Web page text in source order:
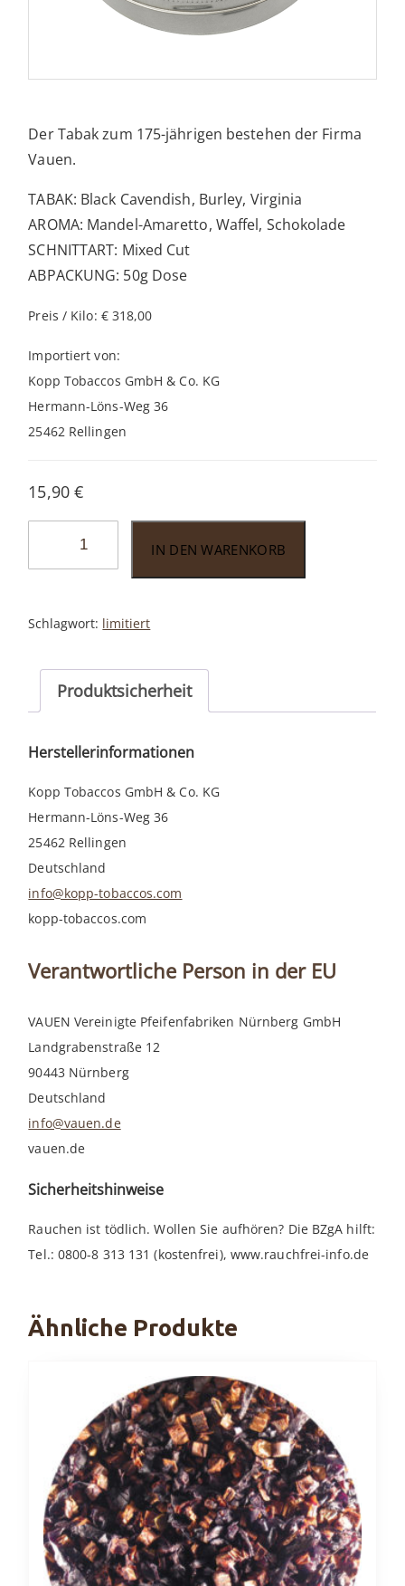
Der Tabak zum 175-jährigen bestehen der Firma
Vauen.
TABAK: Black Cavendish, Burley, Virginia
AROMA: Mandel-Amaretto, Waffel, Schokolade
SCHNITTART: Mixed Cut
ABPACKUNG: 50g Dose
Preis / Kilo: € 318,00
Importiert von:
Kopp Tobaccos GmbH & Co. KG
Hermann-Löns-Weg 36
25462 Rellingen
15,90 €
50gr.
IN DEN WARENKORB
Schlagwort: limitiert
Produktsicherheit
Herstellerinformationen
Kopp Tobaccos GmbH & Co. KG
Hermann-Löns-Weg 36
25462 Rellingen
Deutschland
info@kopp-tobaccos.com
kopp-tobaccos.com
Verantwortliche Person in der EU
VAUEN Vereinigte Pfeifenfabriken Nürnberg GmbH
Landgrabenstraße 12
90443 Nürnberg
Deutschland
info@vauen.de
vauen.de
Sicherheitshinweise
Rauchen ist tödlich. Wollen Sie aufhören? Die BZgA hilft:
Tel.: 0800-8 313 131 (kostenfrei), www.rauchfrei-info.de
Ähnliche Produkte